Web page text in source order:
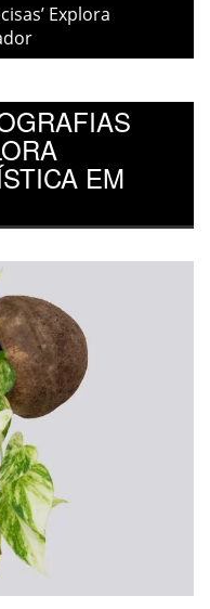
Explora
EM